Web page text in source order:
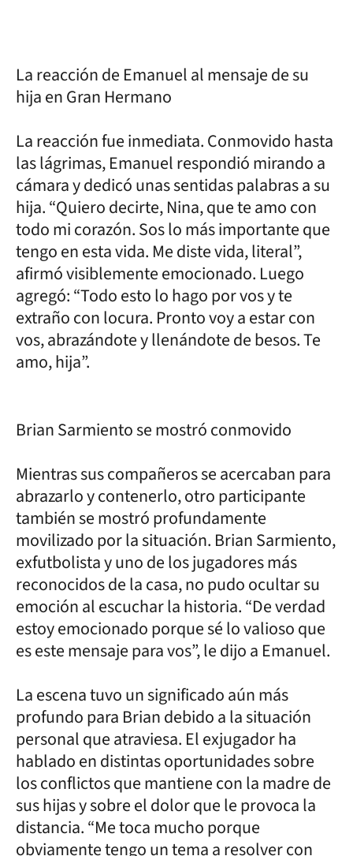
La reacción de Emanuel al mensaje de su
hija en Gran Hermano
La reacción fue inmediata. Conmovido hasta
las lágrimas, Emanuel respondió mirando a
cámara y dedicó unas sentidas palabras a su
hija. “Quiero decirte, Nina, que te amo con
todo mi corazón. Sos lo más importante que
tengo en esta vida. Me diste vida, literal”,
afirmó visiblemente emocionado. Luego
agregó: “Todo esto lo hago por vos y te
extraño con locura. Pronto voy a estar con
vos, abrazándote y llenándote de besos. Te
amo, hija”.
Brian Sarmiento se mostró conmovido
Mientras sus compañeros se acercaban para
abrazarlo y contenerlo, otro participante
también se mostró profundamente
movilizado por la situación. Brian Sarmiento,
exfutbolista y uno de los jugadores más
reconocidos de la casa, no pudo ocultar su
emoción al escuchar la historia. “De verdad
estoy emocionado porque sé lo valioso que
es este mensaje para vos”, le dijo a Emanuel.
La escena tuvo un significado aún más
profundo para Brian debido a la situación
personal que atraviesa. El exjugador ha
hablado en distintas oportunidades sobre
los conflictos que mantiene con la madre de
sus hijas y sobre el dolor que le provoca la
distancia. “Me toca mucho porque
obviamente tengo un tema a resolver con